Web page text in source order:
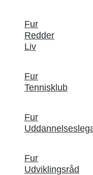
Fur
Redder
Liv
Fur
Tennisklub
Fur
Fur
Udviklingsråd